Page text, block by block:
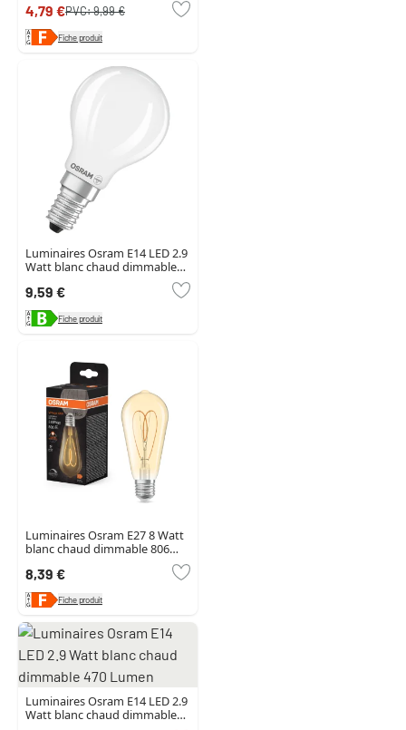
4,79 €PVC:9,99 €
Fiche produit
Luminaires Osram E14 LED 2.9
Watt blanc chaud dimmable
9,59 €
Fiche produit
Luminaires Osram E27 8 Watt
blanc chaud dimmable 806
8,39 €
Fiche produit
Luminaires Osram E14 LED 2.9
Watt blanc chaud dimmable